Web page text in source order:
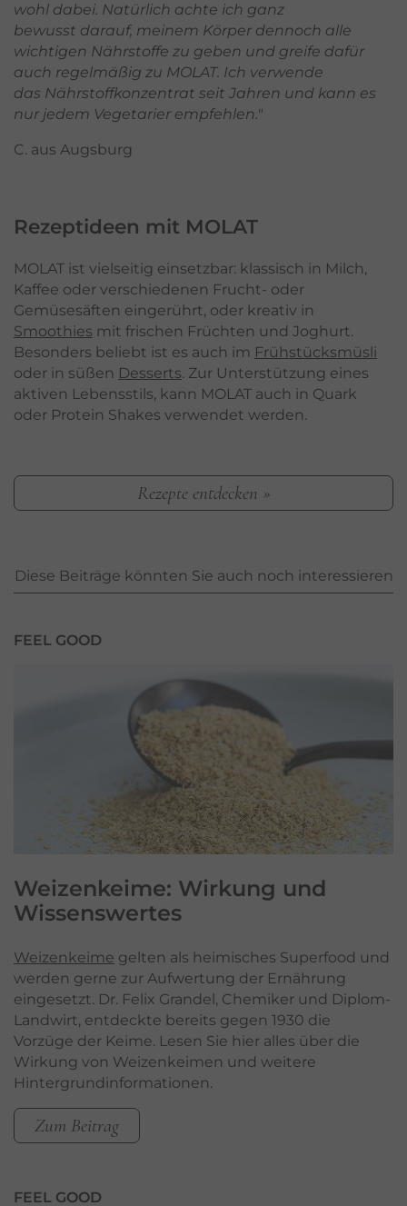
wohl dabei. Natürlich achte ich ganz
bewusst darauf, meinem Körper dennoch alle
wichtigen Nährstoffe zu geben und greife dafür
auch regelmäßig zu MOLAT. Ich verwende
das Nährstoffkonzentrat seit Jahren und kann es
nur jedem Vegetarier empfehlen."
C. aus Augsburg
Rezeptideen mit MOLAT
MOLAT ist vielseitig einsetzbar: klassisch in Milch,
Kaffee oder verschiedenen Frucht- oder
Gemüsesäften eingerührt, oder kreativ in
Smoothies mit frischen Früchten und Joghurt.
Besonders beliebt ist es auch im Frühstücksmüsli
oder in süßen Desserts. Zur Unterstützung eines
aktiven Lebensstils, kann MOLAT auch in Quark
oder Protein Shakes verwendet werden.
Rezepte entdecken »
Diese Beiträge könnten Sie auch noch interessieren
FEEL GOOD
Weizenkeime: Wirkung und
Wissenswertes
Weizenkeime gelten als heimisches Superfood und
werden gerne zur Aufwertung der Ernährung
eingesetzt. Dr. Felix Grandel, Chemiker und Diplom-
Landwirt, entdeckte bereits gegen 1930 die
Vorzüge der Keime. Lesen Sie hier alles über die
Wirkung von Weizenkeimen und weitere
Hintergrundinformationen.
Zum Beitrag
FEEL GOOD